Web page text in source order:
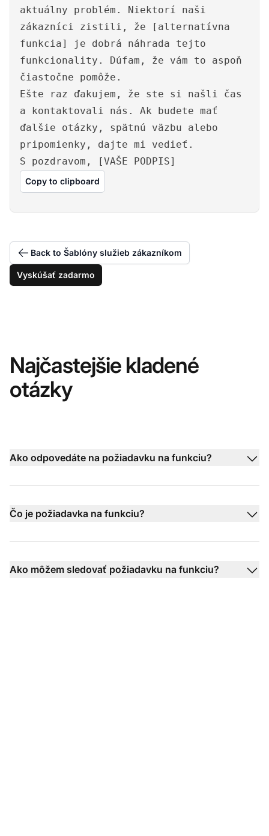
aktuálny problém. Niektorí naši
zákazníci zistili, že [alternatívna
funkcia] je dobrá náhrada tejto
funkcionality. Dúfam, že vám to aspoň
čiastočne pomôže.
Ešte raz ďakujem, že ste si našli čas
a kontaktovali nás. Ak budete mať
ďalšie otázky, spätnú väzbu alebo
pripomienky, dajte mi vedieť.
S pozdravom, [VAŠE PODPIS]
Copy to clipboard
Back to Šablóny služieb zákazníkom
Vyskúšať zadarmo
Najčastejšie kladené
otázky
Ako odpovedáte na požiadavku na funkciu?
Čo je požiadavka na funkciu?
Ako môžem sledovať požiadavku na funkciu?